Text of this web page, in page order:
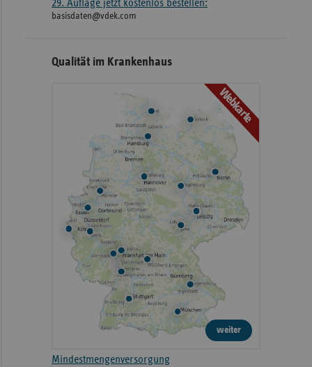
29. Auflage jetzt kostenlos bestellen:
basisdaten@vdek.com
Qualität im Krankenhaus
Webkarte
weiter
Mindestmengenversorgung